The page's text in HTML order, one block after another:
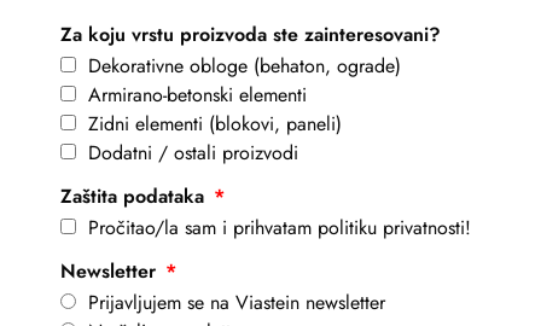
Za koju vrstu proizvoda ste zainteresovani?
Dekorativne obloge (behaton, ograde)
Armirano-betonski elementi
Zidni elementi (blokovi, paneli)
Dodatni / ostali proizvodi
Zaštita podataka
Pročitao/la sam i prihvatam politiku privatnosti!
Newsletter
Prijavljujem se na Viastein newsletter